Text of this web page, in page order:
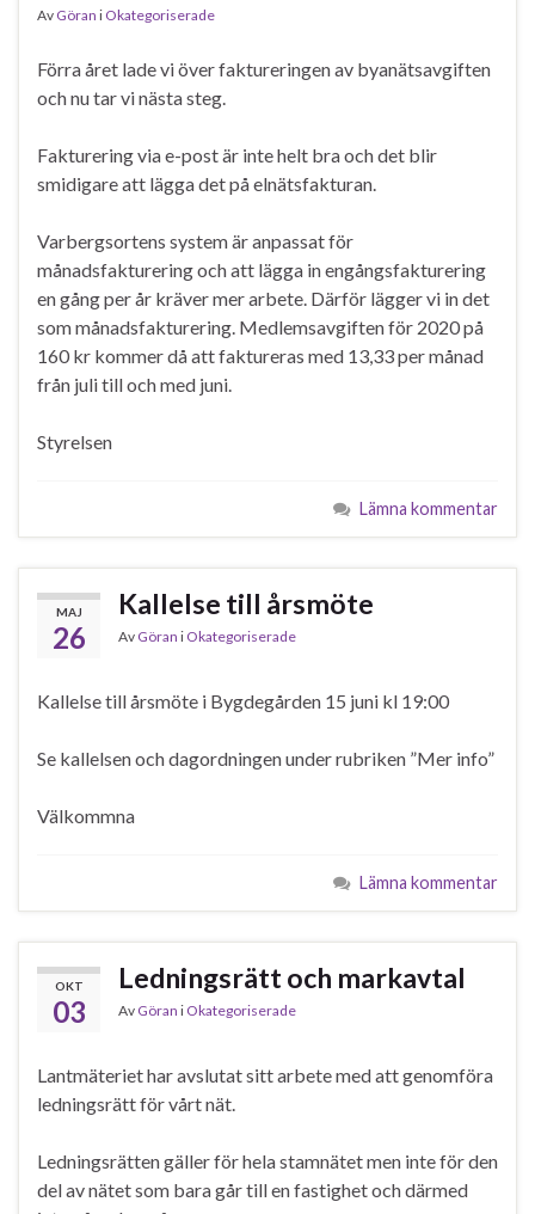
Av Göran i Okategoriserade
Förra året lade vi över faktureringen av byanätsavgiften
och nu tar vi nästa steg.
Fakturering via e-post är inte helt bra och det blir
smidigare att lägga det på elnätsfakturan.
Varbergsortens system är anpassat för
månadsfakturering och att lägga in engångsfakturering
en gång per år kräver mer arbete. Därför lägger vi in det
som månadsfakturering. Medlemsavgiften för 2020 på
160 kr kommer då att faktureras med 13,33 per månad
från juli till och med juni.
Styrelsen
Lämna kommentar
MAJ
26
Kallelse till årsmöte
Av Göran i Okategoriserade
Kallelse till årsmöte i Bygdegården 15 juni kl 19:00
Se kallelsen och dagordningen under rubriken ”Mer info”
Välkommna
Lämna kommentar
OKT
03
Ledningsrätt och markavtal
Av Göran i Okategoriserade
Lantmäteriet har avslutat sitt arbete med att genomföra
ledningsrätt för vårt nät.
Ledningsrätten gäller för hela stamnätet men inte för den
del av nätet som bara går till en fastighet och därmed